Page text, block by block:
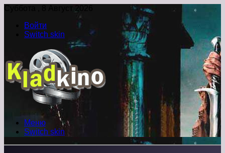
Суббота , 8 Август 2026
Войти
Switch skin
Меню
Switch skin